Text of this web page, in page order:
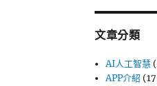
文章分類
AI人工智慧
APP介紹